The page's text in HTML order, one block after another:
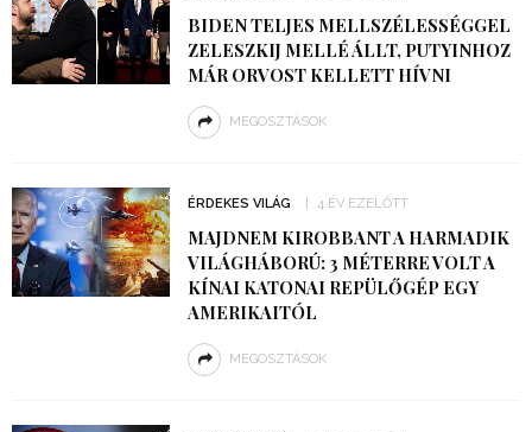
BIDEN TELJES MELLSZÉLESSÉGGEL
ZELESZKIJ MELLÉ ÁLLT, PUTYINHOZ
MÁR ORVOST KELLETT HÍVNI
MEGOSZTÁSOK
ÉRDEKES VILÁG 4 ÉV EZELŐTT
MAJDNEM KIROBBANT A HARMADIK
VILÁGHÁBORÚ: 3 MÉTERRE VOLT A
KÍNAI KATONAI REPÜLŐGÉP EGY
AMERIKAITÓL
MEGOSZTÁSOK